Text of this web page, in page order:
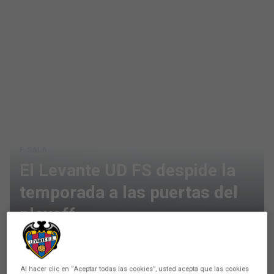
temporada a las puertas del
playoff
Carlos Marquez, entrenador del Levante UD
FS, hace una valoración de lo que ha sido la
Al hacer clic en “Aceptar todas las cookies”, usted acepta que las cookies